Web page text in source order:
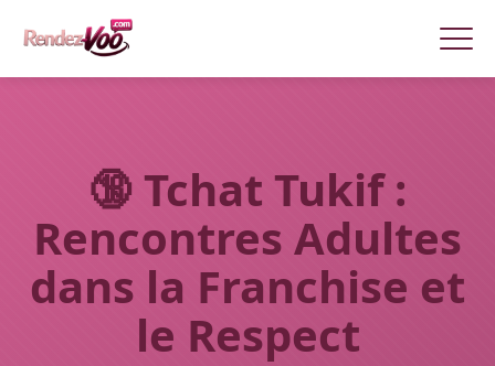
🔞 Tchat Tukif :
Rencontres Adultes
dans la Franchise et
le Respect